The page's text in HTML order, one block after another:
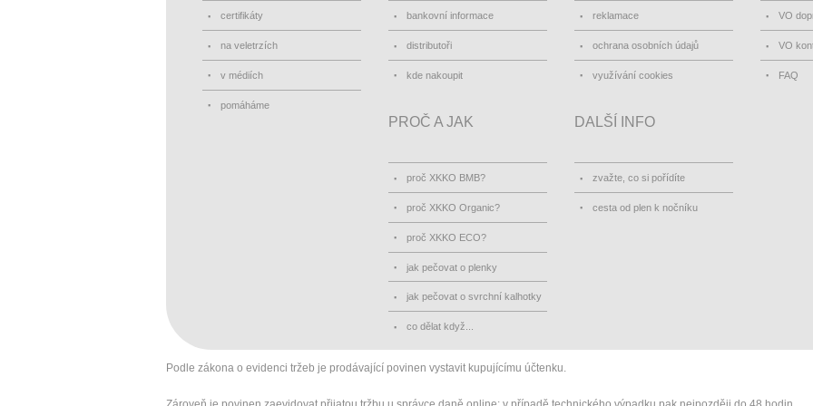
certifikáty
na veletrzích
v médiích
pomáháme
bankovní informace
distributoři
kde nakoupit
reklamace
ochrana osobních údajů
využívání cookies
VO
VO
FAQ
PROČ A JAK
proč XKKO BMB?
proč XKKO Organic?
proč XKKO ECO?
jak pečovat o plenky
jak pečovat o svrchní kalhotky
co dělat když...
DALŠÍ INFO
zvažte, co si pořídíte
cesta od plen k nočníku
Podle zákona o evidenci tržeb je prodávající povinen vystavit kupujícímu účtenku.